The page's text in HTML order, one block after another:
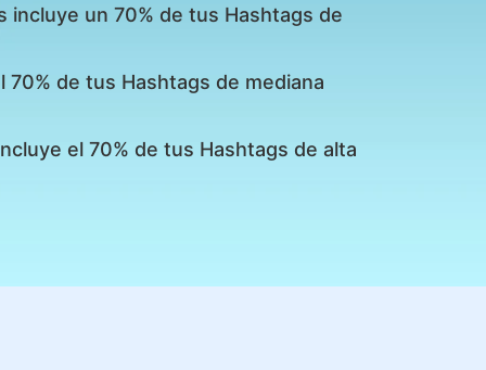
un 70% de tus Hashtags de
de tus Hashtags de mediana
el 70% de tus Hashtags de alta